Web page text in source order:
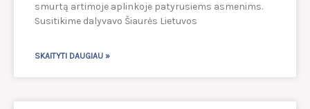
smurtą artimoje aplinkoje patyrusiems asmenims.
Susitikime dalyvavo Šiaurės Lietuvos
SKAITYTI DAUGIAU »